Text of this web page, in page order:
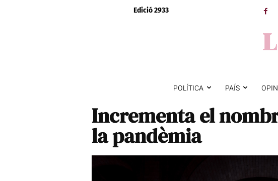
Edició 2933
POLÍTICA PAÍS
Incrementa el
la pandèmia